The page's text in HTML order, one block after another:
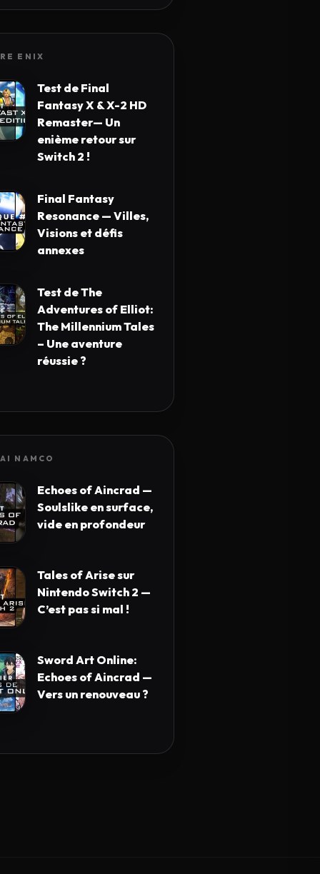
ENIX
Test de Final
Fantasy X & X-2 HD
Remaster— Un
enième retour sur
Switch 2 !
Final Fantasy
Resonance — Villes,
Visions et défis
annexes
Test de The
Adventures of Elliot:
The Millennium Tales
– Une aventure
réussie ?
NAMCO
Echoes of Aincrad —
Soulslike en surface,
vide en profondeur
Tales of Arise sur
Nintendo Switch 2 —
C’est pas si mal !
Sword Art Online:
Echoes of Aincrad —
Vers un renouveau ?